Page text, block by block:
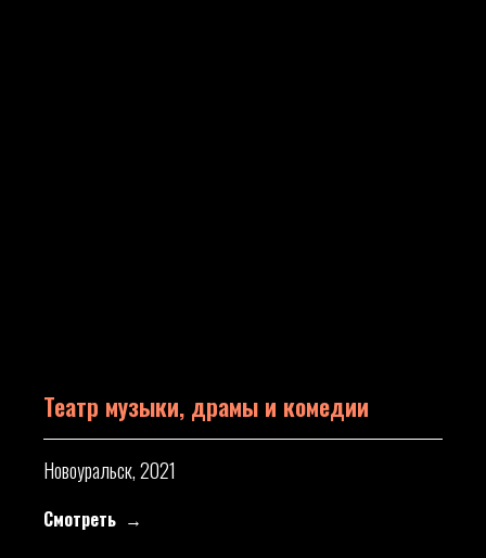
Театр музыки, драмы и комедии
Новоуральск, 2021
Смотреть